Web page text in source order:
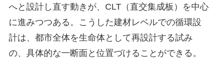
へと設計し直す動きが、CLT（直交集成板）を中心
に進みつつある。こうした建材レベルでの循環設
計は、都市全体を生命体として再設計する試み
の、具体的な一断面と位置づけることができる。